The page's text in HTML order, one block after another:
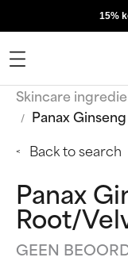
15%
Skincare
Panax
Back to search
Panax
Root/
GEEN